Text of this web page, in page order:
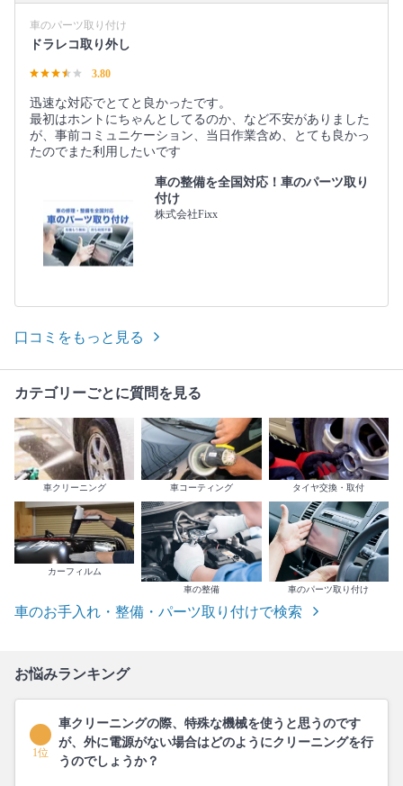
車のパーツ取り付け
ドラレコ取り外し
3.80
迅速な対応でとてと良かったです。
最初はホントにちゃんとしてるのか、など不安がありました
が、事前コミュニケーション、当日作業含め、とても良かっ
たのでまた利用したいです
車の整備を全国対応！車のパーツ取り
付け
株式会社Fixx
口コミをもっと見る
カテゴリーごとに質問を見る
車クリーニング 車コーティング タイヤ交換・取付
カーフィルム
車の整備
車のパーツ取り付け
車のお手入れ・整備・パーツ取り付けで検索
お悩みランキング
1位
車クリーニングの際、特殊な機械を使うと思うのです
が、外に電源がない場合はどのようにクリーニングを行
うのでしょうか？